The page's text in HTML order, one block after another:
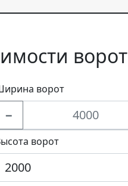
ворот
ворот
−
ворот